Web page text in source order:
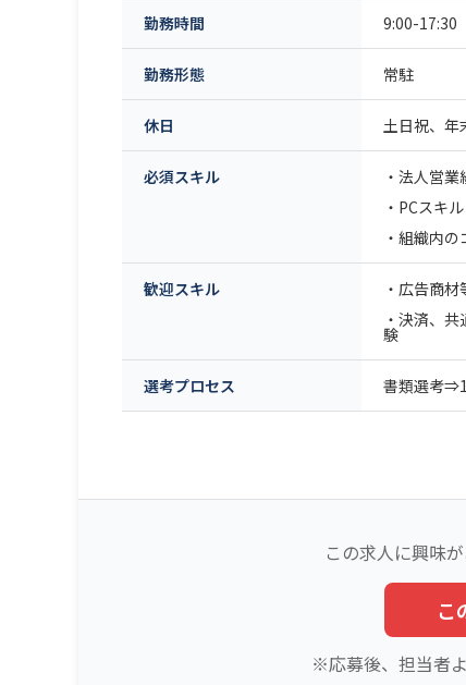
勤務時間 9:00-17:30
勤務形態 常駐
休日 土日祝、年
必須スキル
・法人営
・PCスキ
・組織内
歓迎スキル
・広告商
・決済、
験
選考プロセス 書類選考
この求人に興味
こ
※応募後、担当者